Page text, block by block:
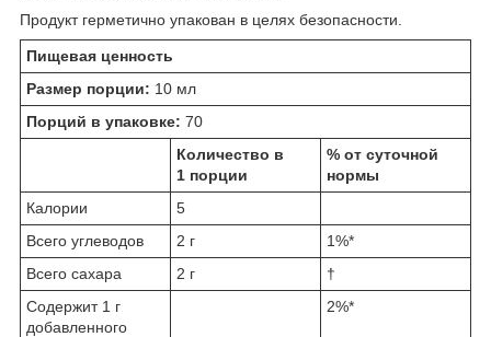
Продукт герметично упакован в целях безопасности.
Пищевая ценность
Размер порции: 10 мл
Порций в упаковке: 70
Количество в
1 порции
% от суточной
нормы
Калории
5
Всего углеводов
2 г
1%*
Всего сахара
2 г
†
Содержит 1 г
добавленного
2%*